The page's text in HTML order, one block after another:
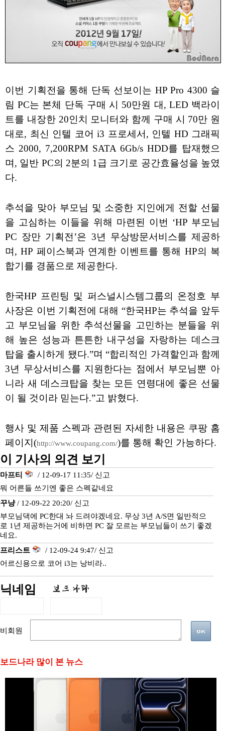
이번 기획전을 통해 단독 선보이는 HP Pro 4300 슬
림 PC는 본체 단독 구매 시 50만원 대, LED 백라이
트를 내장한 20인치 모니터와 함께 구매 시 70만 원
대로, 최신 인텔 코어 i3 프로세서, 인텔 HD 그래픽
스 2000, 7,200RPM SATA 6Gb/s HDD를 탑재했으
며, 일반 PC의 2분의 1급 크기로 공간효율성을 높였
다.
추석을 맞아 부모님 및 소중한 지인에게 전할 선물
을 고심하는 이들을 위해 마련된 이번 ‘HP 부모님
PC 장만 기획전’은 3년 무상방문서비스를 제공하
며, HP 페이스북과 연계한 이벤트를 통해 HP의 복
합기를 경품으로 제공한다.
한국HP 프린팅 및 퍼스널시스템그룹의 온정호 부
사장은 이번 기획전에 대해 “한국HP는 추석을 앞두
고 부모님을 위한 추석선물을 고민하는 분들을 위
해 높은 성능과 튼튼한 내구성을 자랑하는 데스크
탑을 출시하게 됐다.”며 “합리적인 가격할인과 함께
3년 무상서비스를 지원한다는 점에서 부모님뿐 아
니라 새 데스크탑을 찾는 모든 연령대에 좋은 선물
이 될 것이라 믿는다.”고 밝혔다.
행사 및 제품 스펙과 관련된 자세한 내용은 쿠팡 홈
페이지(http://www.coupang.com/)를 통해 확인 가능하다.
이 기사의 의견 보기
마프티 / 12-09-17 11:35/ 신고
뭐 어른들 쓰기엔 좋은 스펙같네요
꾸냥/ 12-09-22 20:20/ 신고
부모님댁에 PC한대 놔 드려야겠네요. 무상 3년 A/S면 일반적으
로 1년 제공하는거에 비하면 PC 잘 모르는 부모님들이 쓰기 좋겠
네요.
프리스트
/ 12-09-24 9:47/ 신고
어르신용으로 코어 i3는 낭비라..
닉네임
비회원
보드나라 많이 본 뉴스